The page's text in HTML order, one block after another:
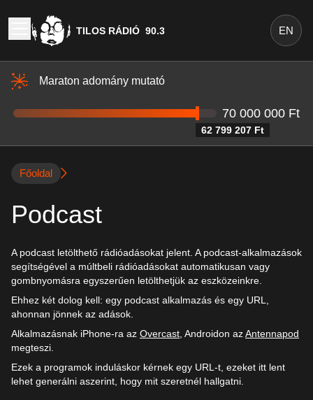
TILOS RÁDIÓ 90.3 EN
Maraton adomány mutató
62 799 207 Ft
70 000 000 Ft
Főoldal
Podcast
A podcast letölthető rádióadásokat jelent. A podcast-alkalmazások
segítségével a múltbeli rádióadásokat automatikusan vagy
gombnyomásra egyszerűen letölthetjük az eszközeinkre.
Ehhez két dolog kell: egy podcast alkalmazás és egy URL,
ahonnan jönnek az adások.
Alkalmazásnak iPhone-ra az Overcast , Androidon azAntennapod
megteszi.
Ezek a programok induláskor kérnek egy URL-t, ezeket itt lent
lehet generálni aszerint, hogy mit szeretnél hallgatni.